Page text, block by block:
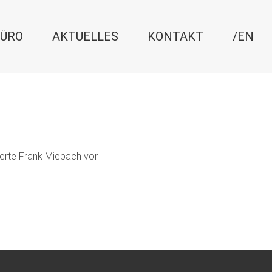
AKTUELLES KONTAKT /EN
Frank Miebach vor